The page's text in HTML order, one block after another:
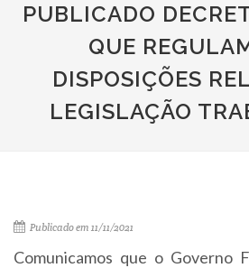
PUBLICADO
QUE
DISPOSIÇÕES
LEGISLAÇÃO
Publicado em 11/11/2021
Comunicamos que o Governo